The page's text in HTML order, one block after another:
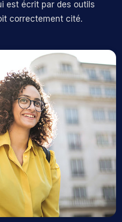
est écrit par des outils
correctement cité.